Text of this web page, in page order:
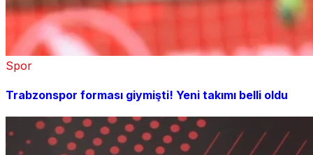
Spor
Trabzonspor forması giymişti! Yeni takımı belli oldu